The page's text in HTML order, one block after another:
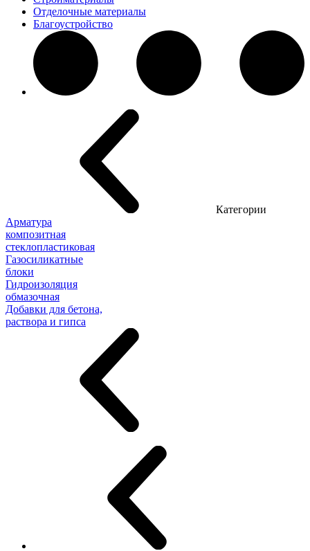
Отделочные материалы
Благоустройство
Категории
Арматура
композитная
стеклопластиковая
Газосиликатные
блоки
Гидроизоляция
обмазочная
Добавки для бетона,
раствора и гипса